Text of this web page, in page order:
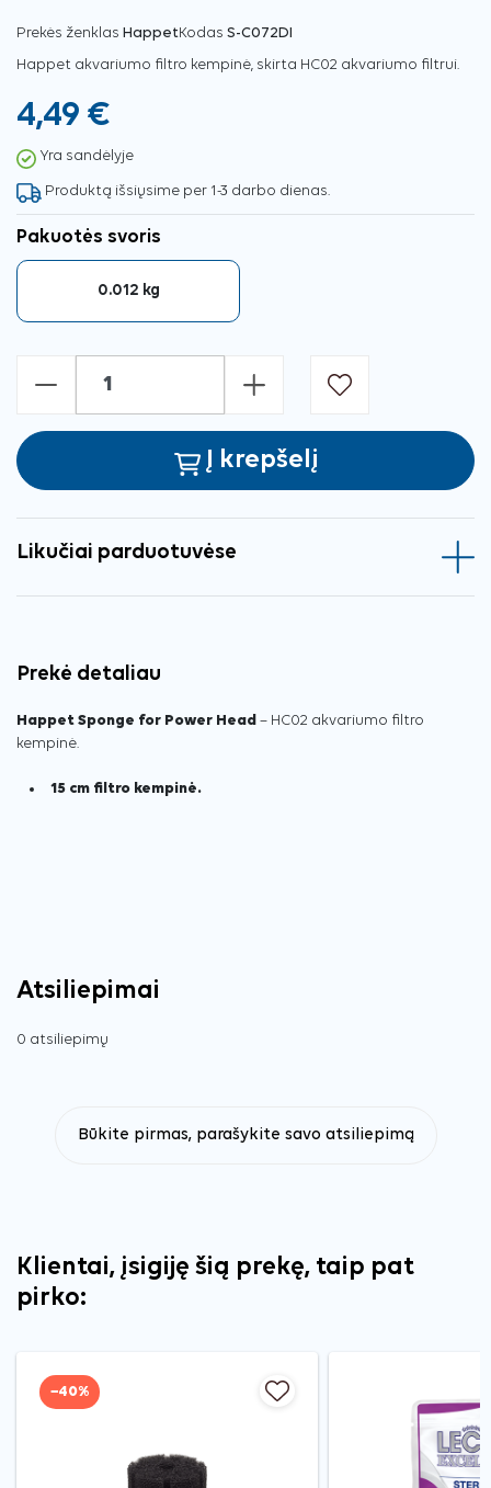
Prekės ženklas HappetKodas S-C072DI
Happet akvariumo filtro kempinė, skirta HC02 akvariumo filtrui.
4,49 €
Yra sandėlyje
Produktą išsiųsime per 1-3 darbo dienas.
Pakuotės svoris
0.012 kg
- +
Į krepšelį
Likučiai parduotuvėse
Prekė detaliau
Happet Sponge for Power Head – HC02 akvariumo filtro
kempinė.
15 cm filtro kempinė.
Atsiliepimai
0 atsiliepimų
Būkite pirmas, parašykite savo atsiliepimą
Klientai, įsigiję šią prekę, taip pat
pirko:
−40%